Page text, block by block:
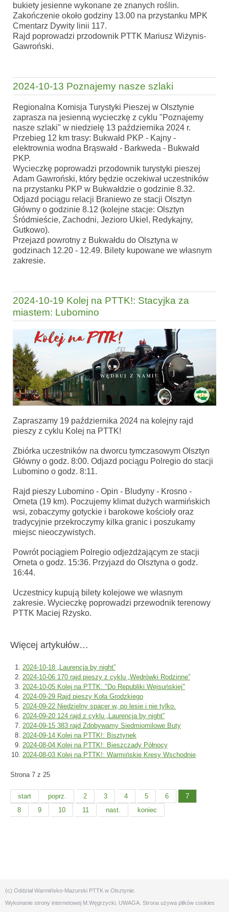
bukiety jesienne wykonane ze znanych roślin.
Zakończenie około godziny 13.00 na przystanku MPK
Cmentarz Dywity linii 117.
Rajd poprowadzi przodownik PTTK Mariusz Wiżynis-
Gawroński.
2024-10-13 Poznajemy nasze szlaki
Regionalna Komisja Turystyki Pieszej w Olsztynie
zaprasza na jesienną wycieczkę z cyklu "Poznajemy
nasze szlaki" w niedzielę 13 października 2024 r.
Przebieg 12 km trasy: Bukwałd PKP - Kajny -
elektrownia wodna Brąswałd - Barkweda - Bukwałd
PKP.
Wycieczkę poprowadzi przodownik turystyki pieszej
Adam Gawroński, który będzie oczekiwał uczestników
na przystanku PKP w Bukwałdzie o godzinie 8.32.
Odjazd pociągu relacji Braniewo ze stacji Olsztyn
Główny o godzinie 8.12 (kolejne stacje: Olsztyn
Śródmieście, Zachodni, Jezioro Ukiel, Redykajny,
Gutkowo).
Przejazd powrotny z Bukwałdu do Olsztyna w
godzinach 12.20 - 12.49. Bilety kupowane we własnym
zakresie.
2024-10-19 Kolej na PTTK!: Stacyjka za
miastem: Lubomino
Zapraszamy 19 października 2024 na kolejny rajd
pieszy z cyklu Kolej na PTTK!
Zbiórka uczestników na dworcu tymczasowym Olsztyn
Główny o godz. 8:00. Odjazd pociągu Polregio do stacji
Lubomino o godz. 8:11.
Rajd pieszy Lubomino - Opin - Bludyny - Krosno -
Orneta (19 km). Poczujemy klimat dużych warmińskich
wsi, zobaczymy gotyckie i barokowe kościoły oraz
tradycyjnie przekroczymy kilka granic i poszukamy
miejsc nieoczywistych.
Powrót pociągiem Polregio odjeżdżającym ze stacji
Orneta o godz. 15:36. Przyjazd do Olsztyna o godz.
16:44.
Uczestnicy kupują bilety kolejowe we własnym
zakresie. Wycieczkę poprowadzi przewodnik terenowy
PTTK Maciej Rżysko.
Więcej artykułów…
2024-10-18 „Laurencja by night”
2024-10-06 170 rajd pieszy z cyklu „Wędrówki Rodzinne”
2024-10-05 Kolej na PTTK: "Do Republiki Wejsuńskiej"
2024-09-29 Rajd pieszy Koła Grodzkiego
2024-09-22 Niedzielny spacer w, po lesie i nie tylko.
2024-09-20 124 rajd z cyklu „Laurencja by night”
2024-09-15 383 rajd Zdobywamy Siedmiomilowe Buty
2024-09-14 Kolej na PTTK!: Bisztynek
2024-08-04 Kolej na PTTK!: Bieszczady Północy
2024-08-03 Kolej na PTTK!: Warmińskie Kresy Wschodnie
Strona 7 z 25
start poprz. 2 3 4 5 6
7
8
9 10 11 nast. koniec
(c) Oddział Warmińsko-Mazurski PTTK w Olsztynie.
Wykonanie strony internetowej M.Węgrzycki . UWAGA. Strona używa plików cookies